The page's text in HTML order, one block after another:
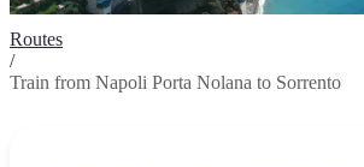
Routes
/
Train from Napoli Porta Nolana to Sorrento